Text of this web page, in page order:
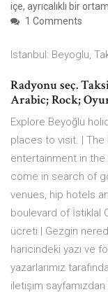
içe, ayrıcalıklı bir
1 Comments
Istanbul: Beyoglu,
Radyonu seç.
Arabic; Rock;
Explore Beyoğlu
places to visit. | The
entertainment in
come in search of
venues, hip hotels
boulevard of İstiklal
ücreti | Gezgin
haricindeki yazı ve
yazarlarımız
iletişim